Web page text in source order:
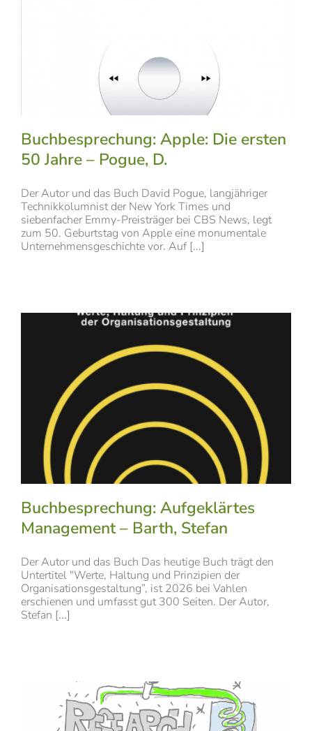
Buchbesprechung: Apple: Die ersten
50 Jahre – Pogue, D.
Der Autor und das Buch David Pogue, langjähriger
Technikkolumnist der New York Times und
siebenfacher Emmy-Preisträger bei CBS News, legt
zum 50. Geburtstag von Apple eine monumentale
Unternehmensgeschichte vor. Auf [...]
Buchbesprechung: Aufgeklärtes
Management – Barth, Stefan
Der Autor und das Buch Das heutige Buch trägt den
Untertitel "Werte, Haltung und Prinzipien der
Organisationsgestaltung”, ist 2026 bei Vahlen
erschienen und umfasst gut 300 Seiten. Der Autor,
Stefan [...]